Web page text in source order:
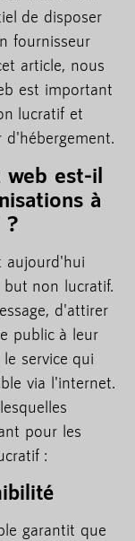
de disposer
fournisseur
article, nous
est important
lucratif et
web est-il
à
?
aujourd'hui
non lucratif.
d'attirer
public à leur
service qui
via l'internet.
pour les
:
garantit que